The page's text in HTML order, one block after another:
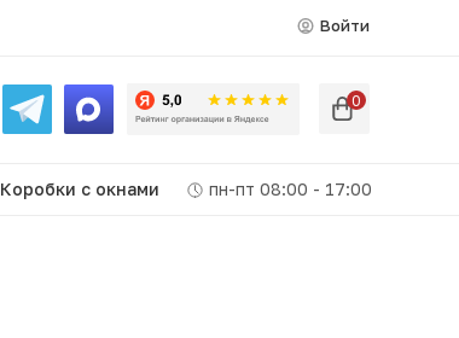
0
Коробки c окнами пн-пт 08:00 - 17:00
Войти